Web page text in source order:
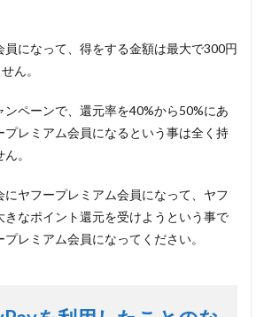
員になって、得をする金額は最大で300円
ん。
ンペーンで、還元率を40%から50%にあ
プレミアム会員になるという事は全く持
ん。
にヤフープレミアム会員になって、ヤフ
きなポイント還元を受けようという事で
レミアム会員になってください。